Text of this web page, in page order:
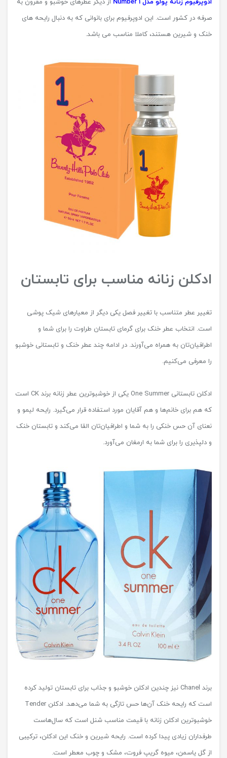
ادوپرفیوم زنانه پولو مدل Number 1
از دیگر عطرهای خوشبو و مقرون به
صرفه در کشور است. این ادوپرفیوم برای بانوانی که به دنبال رایحه های
خنک و شیرین هستند، کاملا مناسب می باشد.
ادکلن زنانه مناسب برای تابستان
تغییر عطر متناسب با تغییر فصل یکی دیگر از معیارهای شیک پوشی
است. انتخاب عطر خنک برای گرمای تابستان طراوت را برای شما و
اطرافیان‌تان به همراه می‌آورند. در ادامه چند عطر خنک و تابستانی خوشبو
را معرفی می‌کنیم.
ادکلن تابستانی One Summer یکی از خوشبوترین عطر زنانه برند CK است
که هم برای خانم‌ها و هم آقایان مورد استفاده قرار می‌گیرد. رایحه لیمو و
نعنای آن حس خنکی را به شما و اطرافیان‌تان القا می‌کند و تابستان خنک
و دلپذیری را برای شما به ارمغان می‌آورد.
برند Chanel نیز چندین ادکلن خوشبو و جذاب برای تابستان تولید کرده
است که رایحه خنک آن‌ها حس تازگی به شما می‌دهد. ادکلن Tender
خوشبوترین ادکلن زنانه با قیمت مناسب شنل است که سال‌هاست
طرفداران زیادی پیدا کرده است. رایحه شیرین و خنک این ادکلن، ترکیبی
از گل یاسمن، میوه گریپ فروت، مشک و چوب معطر است.